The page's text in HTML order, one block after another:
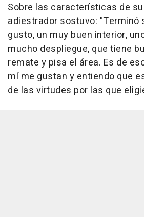
Sobre las características de
adiestrador sostuvo: "Terminó
gusto, un muy buen interior,
mucho despliegue, que tiene
remate y pisa el área. Es de
mí me gustan y entiendo que
de las virtudes por las que